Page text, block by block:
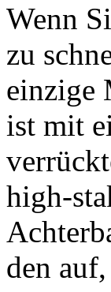
Wenn
zu
einzige
ist mit
high-
den